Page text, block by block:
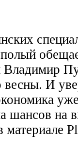
Владимир
И
шансов на
материале